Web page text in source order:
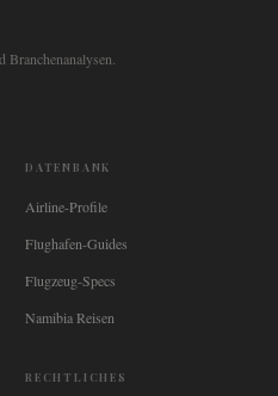
DATENBANK
Airline-Profile
Flughafen-Guides
Flugzeug-Specs
Namibia Reisen
RECHTLICHES